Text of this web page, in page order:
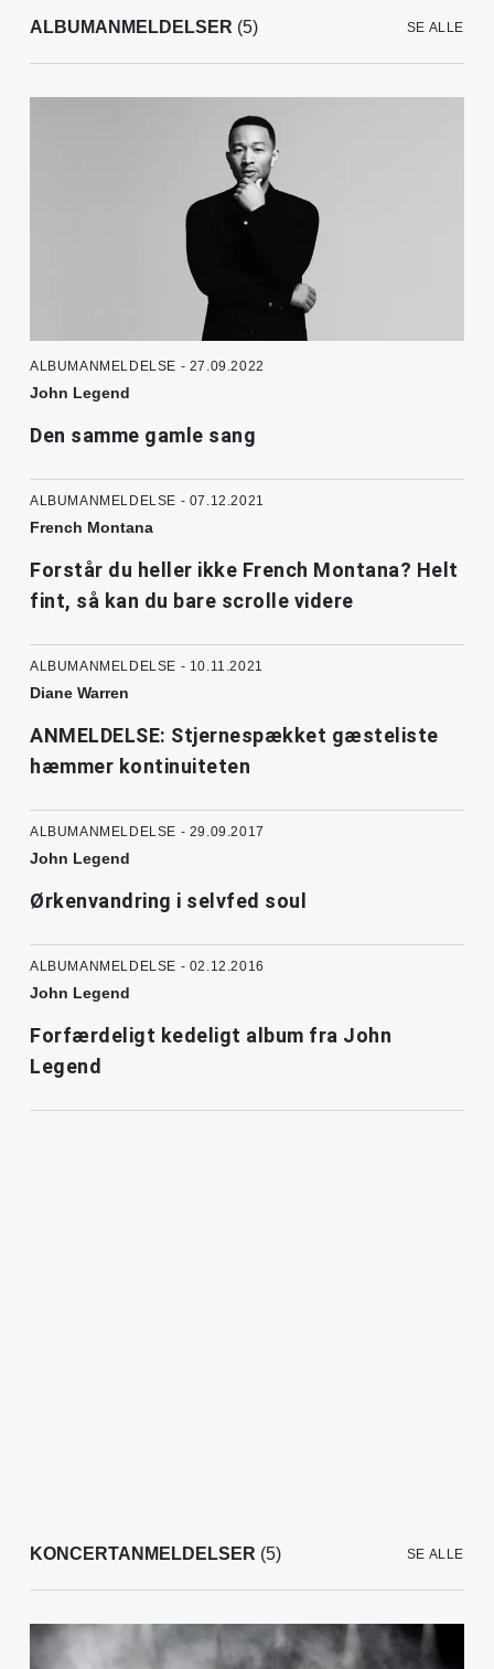
ALBUMANMELDELSER (5) SE ALLE
ALBUMANMELDELSE - 27.09.2022
John Legend
Den samme gamle sang
ALBUMANMELDELSE - 07.12.2021
French Montana
Forstår du heller ikke French Montana? Helt
fint, så kan du bare scrolle videre
ALBUMANMELDELSE - 10.11.2021
Diane Warren
ANMELDELSE: Stjernespækket gæsteliste
hæmmer kontinuiteten
ALBUMANMELDELSE - 29.09.2017
John Legend
Ørkenvandring i selvfed soul
ALBUMANMELDELSE - 02.12.2016
John Legend
Forfærdeligt kedeligt album fra John
Legend
KONCERTANMELDELSER (5) SE ALLE